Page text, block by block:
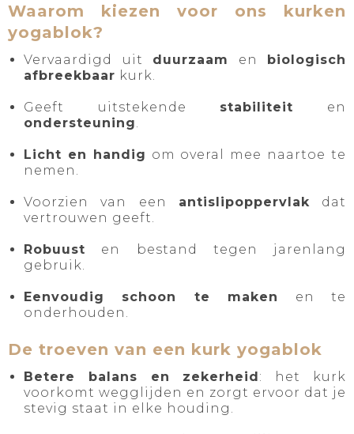
Waarom kiezen voor ons kurken
yogablok?
Vervaardigd uit duurzaam en biologisch
afbreekbaar kurk.
Geeft uitstekende stabiliteit en
ondersteuning.
Licht en handig om overal mee naartoe te
nemen.
Voorzien van een antislipoppervlakdat
vertrouwen geeft.
Robuust en bestand tegen jarenlang
gebruik.
Eenvoudig schoon te maken
en te
onderhouden.
De troeven van een kurk yogablok
Betere balans en zekerheid : het kurk
voorkomt wegglijden en zorgt ervoor dat je
stevig staat in elke houding.